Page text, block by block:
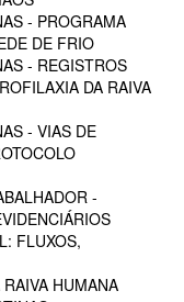
- PROGRAMA
DE FRIO
- REGISTROS
DA RAIVA
- VIAS DE
-
FLUXOS,
HUMANA